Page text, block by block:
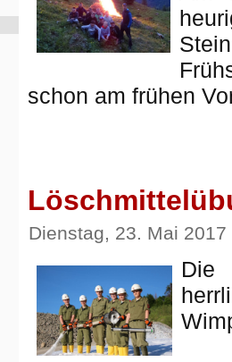
schon am frühen
Dienstag, 23. Mai 2017
Die